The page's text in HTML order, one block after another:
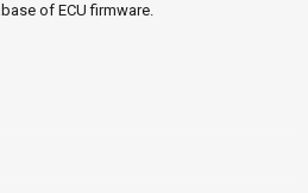
of ECU firmware.